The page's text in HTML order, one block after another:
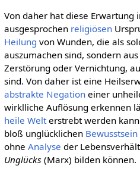
Von daher hat diese Erwartung
ausgesprochen religiösen
Heilung von Wunden, die als
auszumachen sind, sondern
Zerstörung oder Vernichtung,
sind. Von daher ist eine
abstrakte Negationeiner
wirklliche Auflösung erkennen
heile Welterstrebt werden
bloß unglücklichen Bewusstsein
ohne Analyse der
Unglücks (Marx) bilden können.